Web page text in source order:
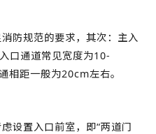
防规范的要求，其次：主入
口通道常见宽度为10-
相距一般为20cm左右。
设置入口前室，即“两道门